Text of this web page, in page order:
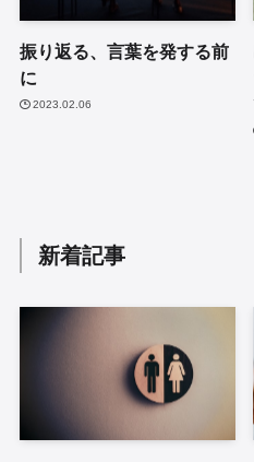
振り返る、言葉を発する前
に
2023.02.06
新着記事